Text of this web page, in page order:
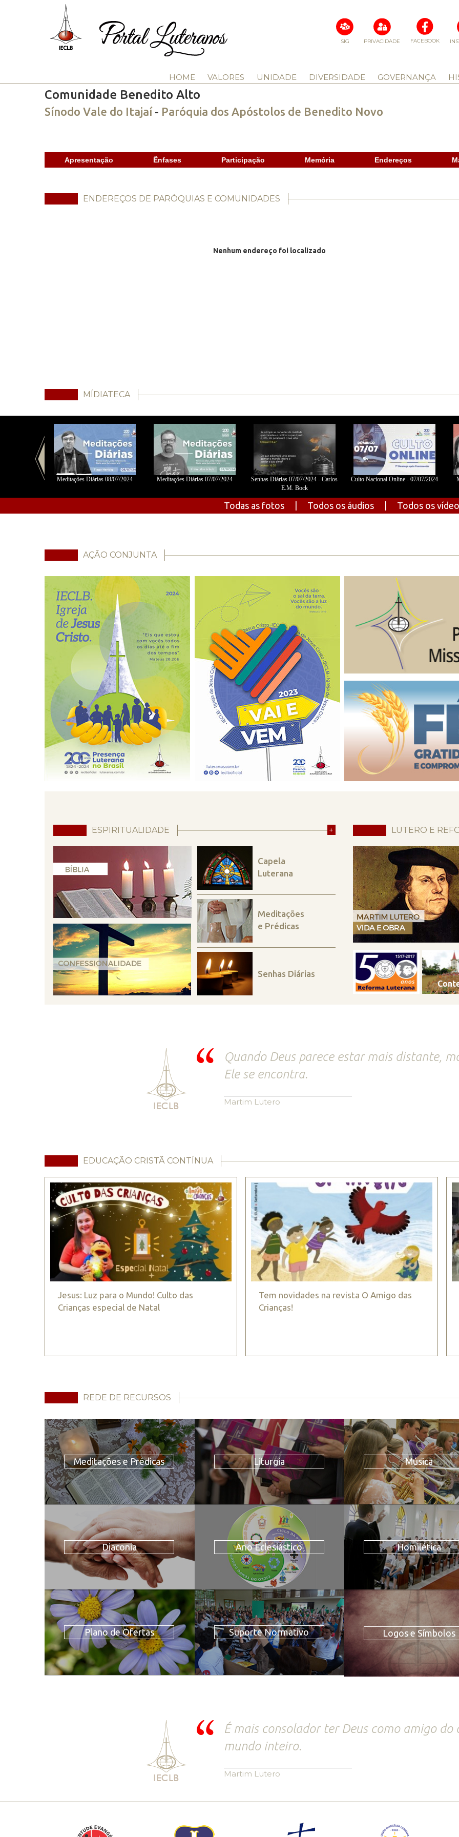
FACEBOOK
PRIVACIDADE
SIG
HOME VALORES UNIDADE DIVERSIDADE GOVERNANÇA
Comunidade Benedito Alto
Sínodo Vale do Itajaí- Paróquia dos Apóstolos de Benedito Novo
Apresentação Ênfases Participação Memória Endereços
ENDEREÇOS DE PARÓQUIAS E COMUNIDADES
Nenhum endereço foi localizado
MÍDIATECA
Meditações Diárias 08/07/2024 Meditações Diárias 07/07/2024
Senhas Diárias 07/07/2024 - Carlos
E.M. Bock
Culto Nacional Online - 07/07/2024
Todas as fotos Todos os áudios Todos os
AÇÃO CONJUNTA
ESPIRITUALIDADE +
Capela
Luterana
Meditações
e Prédicas
Senhas Diárias
LUTERO E
Quando Deus parece estar mais distante,
Ele se encontra.
Martim Lutero
EDUCAÇÃO CRISTÃ CONTÍNUA
Jesus: Luz para o Mundo! Culto das
Crianças especial de Natal
Tem novidades na revista O Amigo das
Crianças!
REDE DE RECURSOS
Meditações e Prédicas Liturgia Música
Diaconia Ano Eclesiástico Homilética
Plano de Ofertas Suporte Normativo Logos e Símbolos
É mais consolador ter Deus como amigo do
mundo inteiro.
Martim Lutero